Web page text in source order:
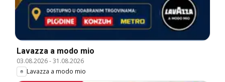
Lavazza a modo mio
03.08.2026-31.08.2026
Lavazza a modo mio